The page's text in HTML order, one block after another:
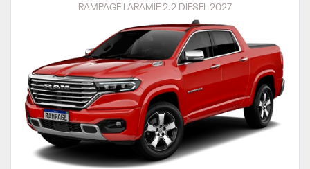
RAMPAGE LARAMIE 2.2 DIESEL 2027